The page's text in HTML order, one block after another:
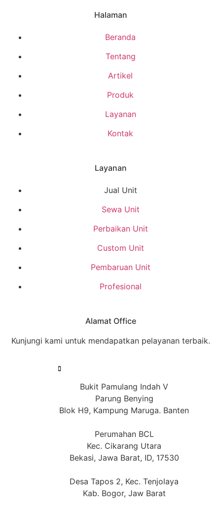
Halaman
Beranda
Tentang
Artikel
Produk
Layanan
Kontak
Layanan
Jual Unit
Sewa Unit
Perbaikan Unit
Custom Unit
Pembaruan Unit
Profesional
Alamat Office
Kunjungi kami untuk mendapatkan pelayanan terbaik.
Bukit Pamulang Indah V
Parung Benying
Blok H9, Kampung Maruga. Banten
Perumahan BCL
Kec. Cikarang Utara
Bekasi, Jawa Barat, ID, 17530
Desa Tapos 2, Kec. Tenjolaya
Kab. Bogor, Jaw Barat